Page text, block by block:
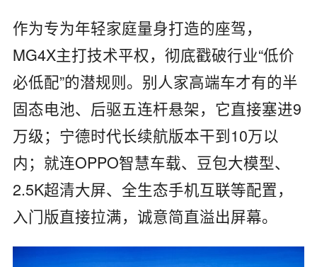
作为专为年轻家庭量身打造的座驾，
MG4X主打技术平权，彻底戳破行业“低价
必低配”的潜规则。别人家高端车才有的半
固态电池、后驱五连杆悬架，它直接塞进9
万级；宁德时代长续航版本干到10万以
内；就连OPPO智慧车载、豆包大模型、
2.5K超清大屏、全生态手机互联等配置，
入门版直接拉满，诚意简直溢出屏幕。